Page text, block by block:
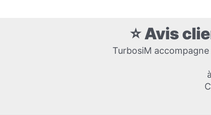
⭐ Avis
TurbosiM